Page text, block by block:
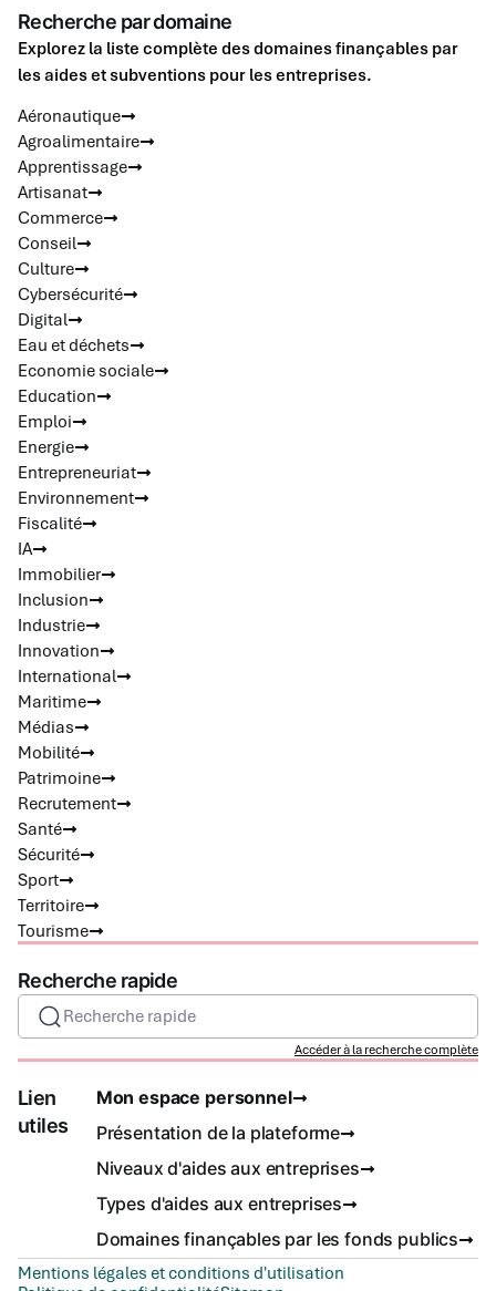
Recherche par domaine
Explorez la liste complète des domaines finançables par
les aides et subventions pour les entreprises.
Aéronautique
Agroalimentaire
Apprentissage
Artisanat
Commerce
Conseil
Culture
Cybersécurité
Digital
Eau et déchets
Economie sociale
Education
Emploi
Energie
Entrepreneuriat
Environnement
Fiscalité
IA
Immobilier
Inclusion
Industrie
Innovation
International
Maritime
Médias
Mobilité
Patrimoine
Recrutement
Santé
Sécurité
Sport
Territoire
Tourisme
Recherche rapide
Recherche rapide
Accéder à la recherche complète
Lien
utiles
Mon espace personnel
Présentation de la plateforme
Niveaux d'aides aux entreprises
Types d'aides aux entreprises
Domaines finançables par les fonds publics
Mentions légales et conditions d'utilisation